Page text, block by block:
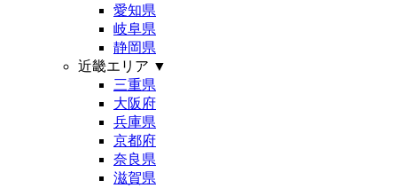
愛知県
岐阜県
静岡県
近畿エリア ▼
三重県
大阪府
兵庫県
京都府
奈良県
滋賀県